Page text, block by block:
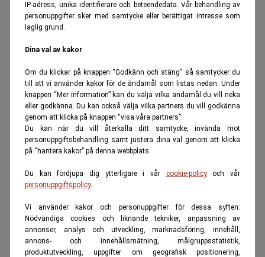
IP-adress, unika identifierare och beteendedata. Vår behandling av
personuppgifter sker med samtycke eller berättigat intresse som
laglig grund.
Dina val av kakor
Om du klickar på knappen “Godkänn och stäng” så samtycker du
till att vi använder kakor för de ändamål som listas nedan. Under
knappen “Mer information” kan du välja vilka ändamål du vill neka
eller godkänna. Du kan också välja vilka partners du vill godkänna
genom att klicka på knappen “visa våra partners”.
Du kan när du vill återkalla ditt samtycke, invända mot
personuppgiftsbehandling samt justera dina val genom att klicka
på “hantera kakor” på denna webbplats.
Du kan fördjupa dig ytterligare i vår cookie-policyoch vår
personuppgiftspolicy.
Vi använder kakor och personuppgifter för dessa syften:
Nödvändiga cookies och liknande tekniker, anpassning av
annonser, analys och utveckling, marknadsföring, innehåll,
annons- och innehållsmätning, målgruppsstatistik,
produktutveckling, uppgifter om geografisk positionering,